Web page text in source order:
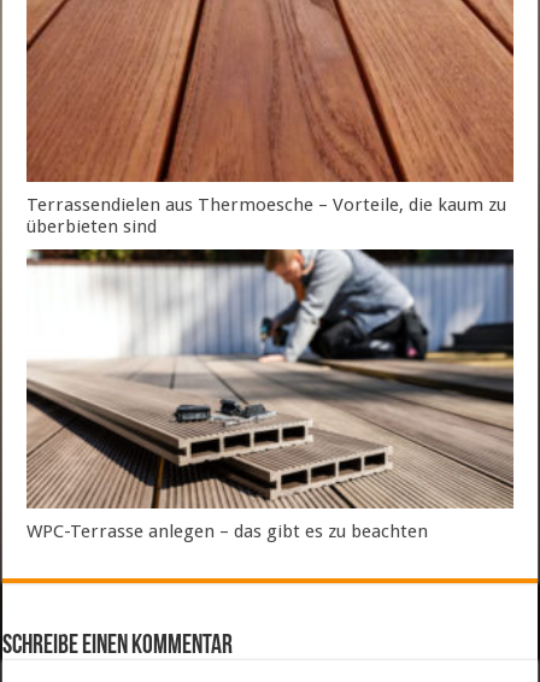
Terrassendielen aus Thermoesche – Vorteile, die kaum zu
überbieten sind
WPC-Terrasse anlegen – das gibt es zu beachten
Schreibe einen Kommentar